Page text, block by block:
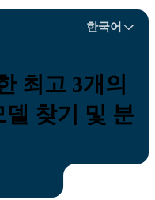
한국어
최고 3개의
찾기 및 분